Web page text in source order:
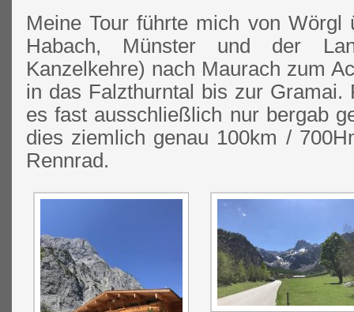
Meine Tour führte mich von Wörgl
Habach, Münster und der
Kanzelkehre) nach Maurach zum
in das Falzthurntal bis zur Gramai.
es fast ausschließlich nur bergab
dies ziemlich genau 100km /
Rennrad.